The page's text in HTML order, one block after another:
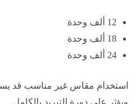
12 ألف وحدة
18 ألف وحدة
24 ألف وحدة
استخدام مقاس غير مناسب قد
ويؤثر على دورة التبريد بالكامل .